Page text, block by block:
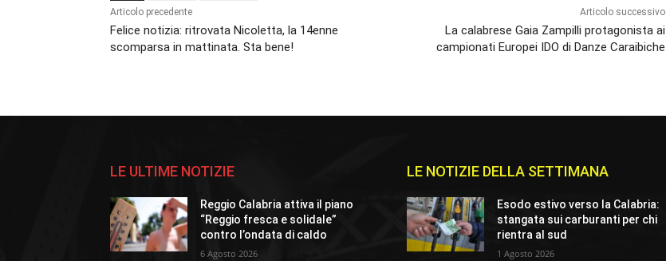
Articolo precedente
Felice notizia: ritrovata Nicoletta, la 14enne
scomparsa in mattinata. Sta bene!
Articolo successivo
La calabrese Gaia Zampilli protagonista ai
campionati Europei IDO di Danze Caraibiche
LE ULTIME NOTIZIE
Reggio Calabria attiva il piano
“Reggio fresca e solidale”
contro l’ondata di caldo
6 Agosto 2026
LE NOTIZIE DELLA SETTIMANA
Esodo estivo verso la Calabria:
stangata sui carburanti per chi
rientra al sud
1 Agosto 2026